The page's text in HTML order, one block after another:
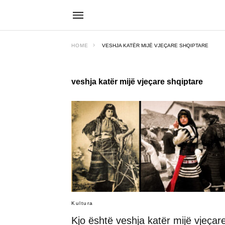
HOME VESHJA KATËR MIJË VJEÇARE SHQIPTARE
veshja katër mijë vjeçare shqiptare
Kultura
Kjo është veshja katër mijë